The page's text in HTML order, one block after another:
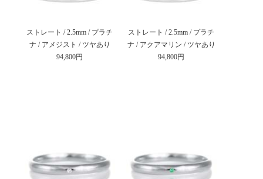
ストレート / 2.5mm / プラチ
ナ / アメジスト / ツヤあり
94,800円
ストレート / 2.5mm / プラチ
ナ / アクアマリン / ツヤあり
94,800円